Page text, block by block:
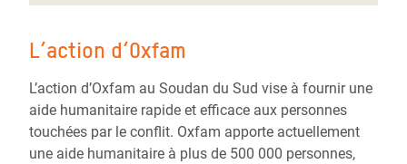
L’action d’Oxfam
L’action d’Oxfam au Soudan du Sud vise à fournir une
aide humanitaire rapide et efficace aux personnes
touchées par le conflit. Oxfam apporte actuellement
une aide humanitaire à plus de 500 000 personnes,